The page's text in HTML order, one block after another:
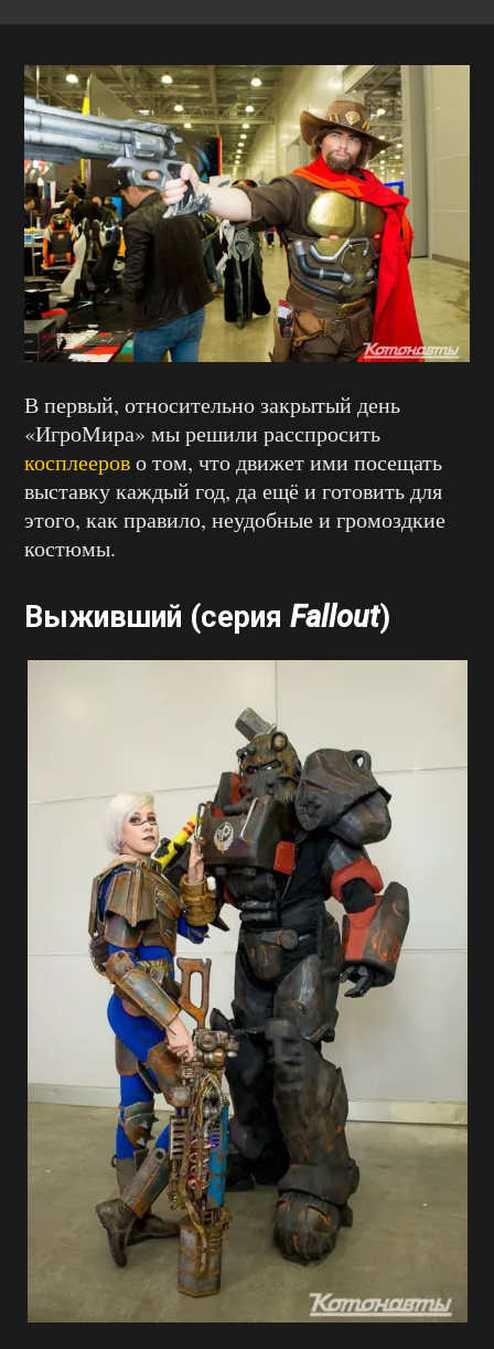
В первый, относительно закрытый день
«ИгроМира» мы решили расспросить
косплеерово том, что движет ими посещать
выставку каждый год, да ещё и готовить для
этого, как правило, неудобные и громоздкие
костюмы.
Выживший (серия Fallout)